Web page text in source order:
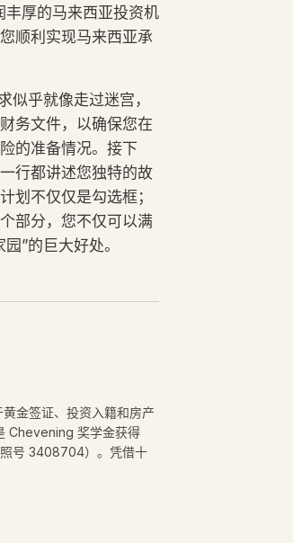
丰厚的马来西亚投资机
顺利实现马来西亚承
似乎就像走过迷宫，
务文件，以确保您在
的准备情况。接下
行都讲述您独特的故
划不仅仅是勾选框；
部分，您不仅可以满
”的巨大好处。
金签证、投资入籍和房产
Chevening 奖学金获得
号 3408704）。凭借十